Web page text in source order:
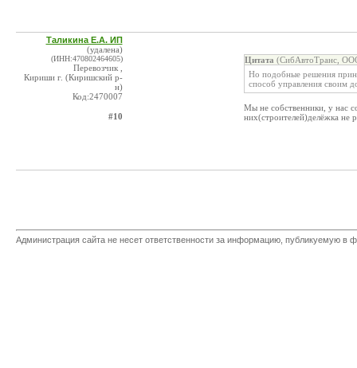
Таликина Е.А. ИП
(удалена)
(ИНН:470802464605)
Перевозчик ,
Кириши г. (Киришский р-
н)
Код:2470007
#10
Цитата (СибАвтоТранс,
Но подобные решения
способ управления своим
Мы не собственники, у нас
них(строителей)делёжка не
Администрация сайта не несет ответственности за информацию, публикуемую